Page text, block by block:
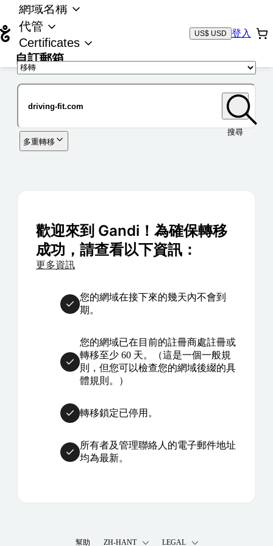
網域名稱
代管
Certificates
自訂郵箱
US$ USD 登入
搜尋
多重轉移
歡迎來到 Gandi！為確保轉移
成功，請查看以下資訊：
更多資訊
您的網域在接下來的幾天內不會到
期。
您的網域已在目前的註冊商處註冊或
轉移至少 60 天。（這是一個一般規
則，但您可以檢查您的網域後綴的具
體規則。）
轉移鎖定已停用。
所有者及管理聯絡人的電子郵件地址
均為最新。
幫助 ZH-HANT LEGAL